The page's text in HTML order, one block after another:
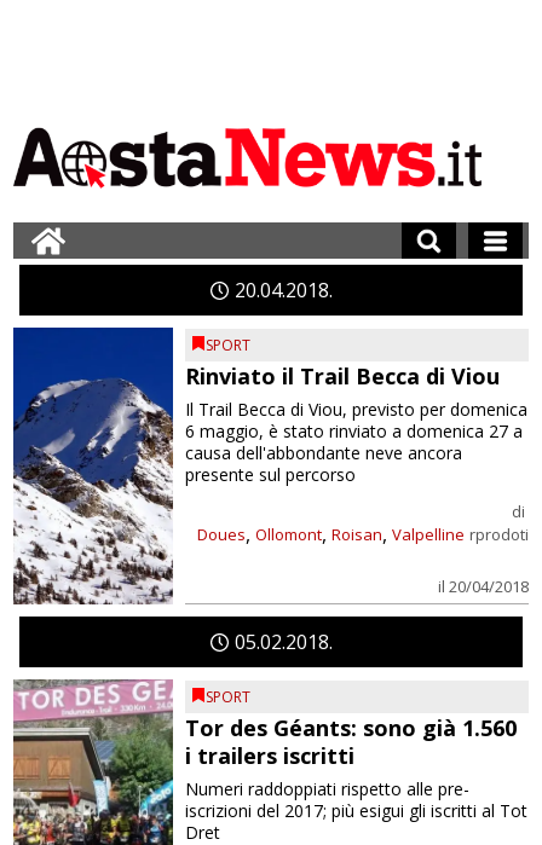
2004 2018
SPORT
Rinviato il Trail Becca di Viou
Doues, Ollomont, Roisan, Valpelline
di
rprodoti
il 20/04/2018
Il Trail Becca di Viou, previsto per domenica
6 maggio, è stato rinviato a domenica 27 a
causa dell'abbondante neve ancora
presente sul percorso
0502 2018
SPORT
Tor des Géants: sono già 1.560
i trailers iscritti
Numeri raddoppiati rispetto alle pre-
iscrizioni del 2017; più esigui gli iscritti al Tot
Dret